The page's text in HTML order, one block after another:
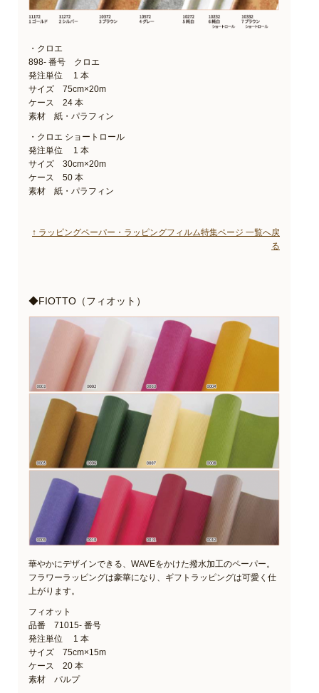
・クロエ
898- 番号 クロエ
発注単位 1 本
サイズ 75cm×20m
ケース 24 本
素材 紙・パラフィン
・クロエ ショートロール
発注単位 1 本
サイズ 30cm×20m
ケース 50 本
素材 紙・パラフィン
↑ ラッピングペーパー・ラッピングフィルム特集ページ 一覧へ戻
る
◆FIOTTO（フィオット）
華やかにデザインできる、WAVEをかけた撥水加工のペーパー。
フラワーラッピングは豪華になり、ギフトラッピングは可愛く仕
上がります。
フィオット
品番 71015- 番号
発注単位 1 本
サイズ 75cm×15m
ケース 20 本
素材 パルプ